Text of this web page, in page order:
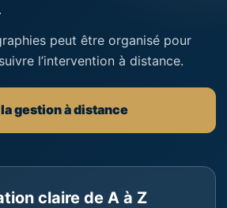
peut être organisé pour
l’intervention à distance.
gestion à distance
claire de A à Z